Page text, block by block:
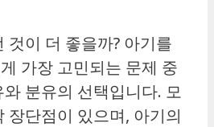
것이 더 좋을까? 아기를
가장 고민되는 문제 중
분유의 선택입니다. 모
장단점이 있으며, 아기의